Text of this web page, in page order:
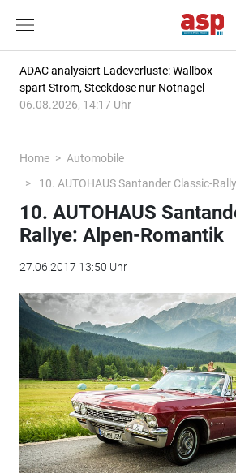
ADAC analysiert Ladeverluste: Wallbox
spart Strom, Steckdose nur Notnagel
06.08.2026, 14:17 Uhr
Home
Automobile
10. AUTOHAUS Santander Classic-
10. AUTOHAUS
Rallye: Alpen-Romantik
27.06.2017 13:50 Uhr